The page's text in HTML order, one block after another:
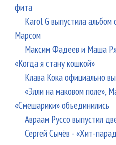
фита
Karol G выпустила
Марсом
Максим Фадеев и Маша
«Когда я стану кошкой»
Клава Кока официально
«Элли на маковом поле»,
«Смешарики» объединились
Авраам Руссо выпустил
Сергей Сычёв - «Хит-